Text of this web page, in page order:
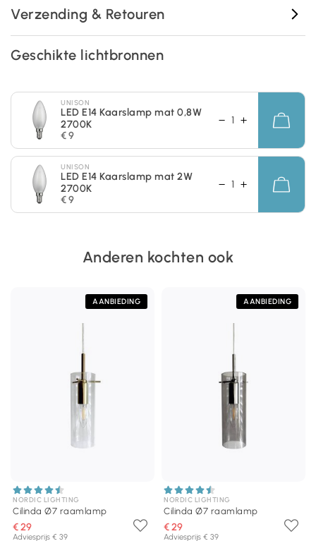
Verzending & Retouren
Geschikte lichtbronnen
UNISON
LED E14 Kaarslamp mat 0,8W
2700K
€ 9
UNISON
LED E14 Kaarslamp mat 2W
2700K
€ 9
Anderen kochten ook
AANBIEDING
NORDIC LIGHTING
Cilinda Ø7 raamlamp
€ 29
Adviesprijs € 39
AANBIEDING
NORDIC LIGHTING
Cilinda Ø7 raamlamp
€ 29
Adviesprijs € 39